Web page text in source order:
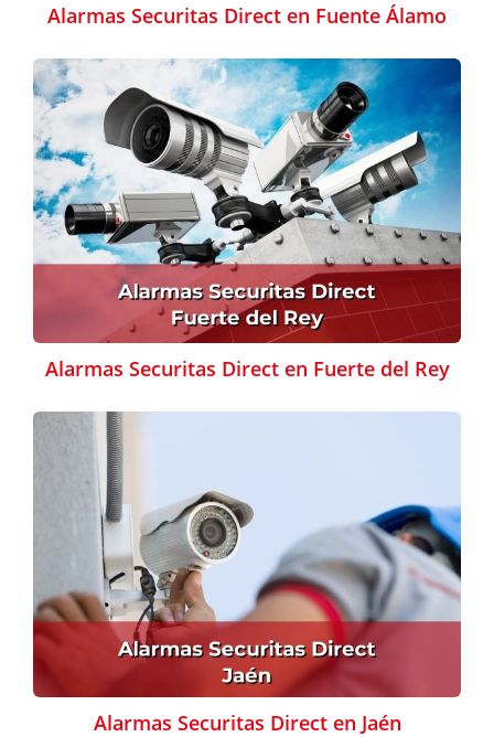
Alarmas Securitas Direct en Fuente Álamo
Alarmas Securitas Direct en Fuerte del Rey
Alarmas Securitas Direct en Jaén